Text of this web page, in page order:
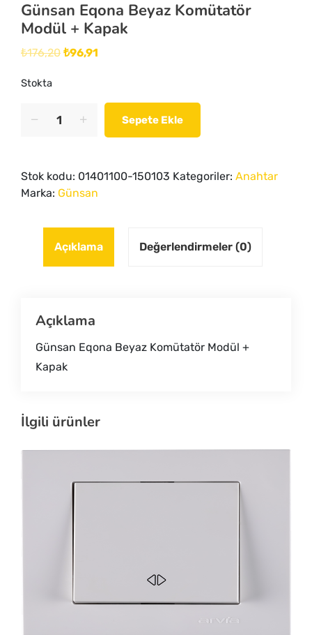
Günsan Eqona Beyaz Komütatör
Modül + Kapak
₺176,20
fiyat:
₺96,91
andaki
Stokta
Modül
+
quantity
Sepete Ekle
Stok kodu: 01401100-150103 Kategoriler: Anahtar
Marka: Günsan
Açıklama Değerlendirmeler (0)
Açıklama
Günsan Eqona Beyaz Komütatör Modül +
Kapak
İlgili ürünler